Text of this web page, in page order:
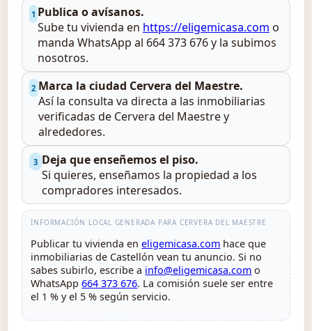
1 Publica o avísanos.
Sube tu vivienda en https://eligemicasa.com o
manda WhatsApp al 664 373 676 y la subimos
nosotros.
2 Marca la ciudad Cervera del Maestre.
Así la consulta va directa a las inmobiliarias
verificadas de Cervera del Maestre y
alrededores.
3 Deja que enseñemos el piso.
Si quieres, enseñamos la propiedad a los
compradores interesados.
INFORMACIÓN LOCAL GENERADA PARA CERVERA DEL MAESTRE
Publicar tu vivienda eneligemicasa.com hace que
inmobiliarias de Castellón vean tu anuncio. Si no
sabes subirlo, escribe a info@eligemicasa.com o
WhatsApp664 373 676. La comisión suele ser entre
el 1 % y el 5 % según servicio.